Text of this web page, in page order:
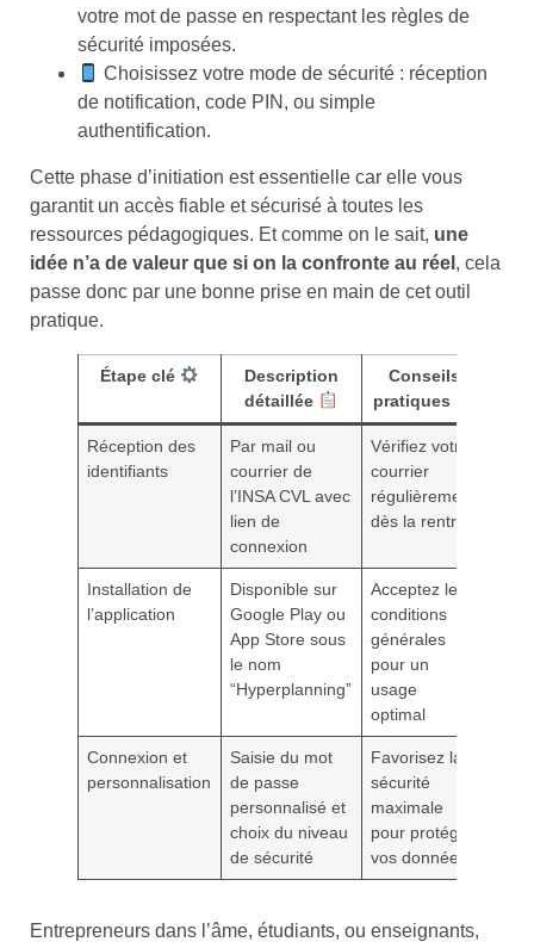
votre mot de passe en respectant les règles de
sécurité imposées.
Choisissez votre mode de sécurité : réception
de notification, code PIN, ou simple
authentification.
Cette phase d’initiation est essentielle car elle vous
garantit un accès fiable et sécurisé à toutes les
ressources pédagogiques. Et comme on le sait, une
idée n’a de valeur que si on la confronte au réel , cela
passe donc par une bonne prise en main de cet outil
pratique.
Étape clé
Description
détaillée
Conseils
pratiques
Réception des
identifiants
Par mail ou
courrier de
l’INSA CVL avec
lien de
connexion
Vérifiez votre
courrier
régulièrement
dès la rentrée
Installation de
l’application
Disponible sur
Google Play ou
App Store sous
le nom
“Hyperplanning”
Acceptez les
conditions
générales
pour un
usage
optimal
Connexion et
personnalisation
Saisie du mot
de passe
personnalisé et
choix du niveau
de sécurité
Favorisez la
sécurité
maximale
pour protéger
vos données
Entrepreneurs dans l’âme, étudiants, ou enseignants,